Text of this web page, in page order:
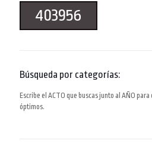
403956
Búsqueda por categorías:
Escribe el ACTO que buscas junto al AÑO
óptimos.